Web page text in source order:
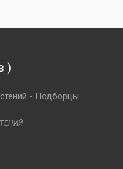
)
- Подборцы